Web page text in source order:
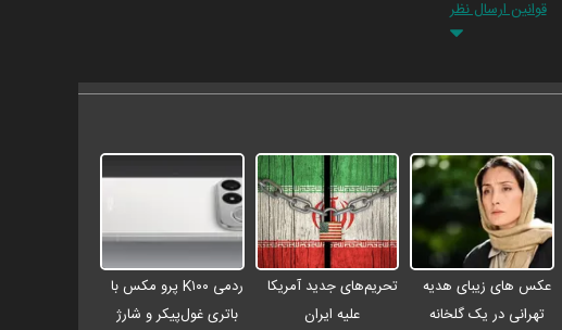
قوانین ارسال نظر
عکس های زیبای هدیه
تهرانی در یک گلخانه
تحریم‌های جدید آمریکا
علیه ایران
ردمی K۱۰۰ پرو مکس با
باتری غول‌پیکر و شارژ